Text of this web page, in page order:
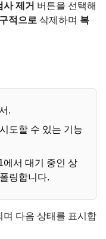
사 제거 버튼을 선택해
적으로 삭제하며 복
.
도할 수 있는 기능
에서 대기 중인 상
링합니다.
다음 상태를 표시합